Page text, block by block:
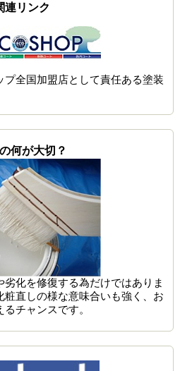
連リンク
プ全国加盟店として責任ある塗装
何が大切？
化を修復する為だけではありま
直しの様な意味合いも強く、お
チャンスです。